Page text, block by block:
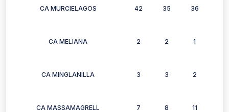
CA MURCIELAGOS 42 35 36
CA MELIANA 2 2 1
CA MINGLANILLA 3 3 2
CA MASSAMAGRELL 7 8 11